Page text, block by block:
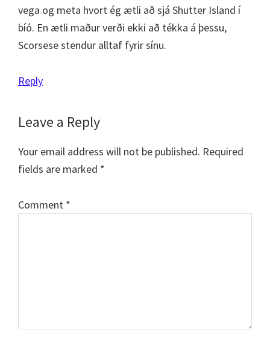
vega og meta hvort ég ætli að sjá Shutter Island í
bíó. En ætli maður verði ekki að tékka á þessu,
Scorsese stendur alltaf fyrir sínu.
Reply
Leave a Reply
Your email address will not be published. Required
fields are marked *
Comment *